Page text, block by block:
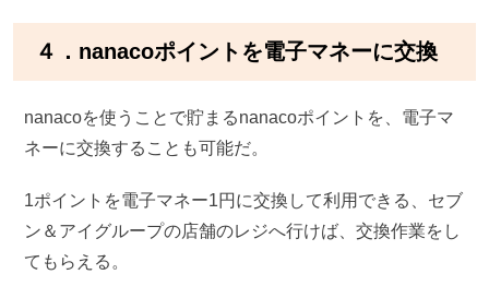
４．nanacoポイントを電子マネーに交換
nanacoを使うことで貯まるnanacoポイントを、電子マ
ネーに交換することも可能だ。
1ポイントを電子マネー1円に交換して利用できる、セブ
ン＆アイグループの店舗のレジへ行けば、交換作業をし
てもらえる。